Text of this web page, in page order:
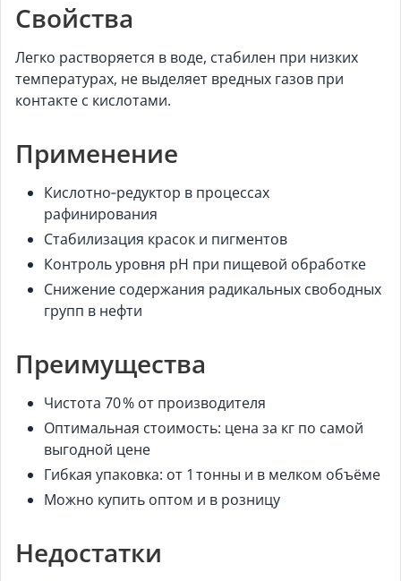
Свойства
Легко растворяется в воде, стабилен при низких
температурах, не выделяет вредных газов при
контакте с кислотами.
Применение
Кислотно‑редуктор в процессах
рафинирования
Стабилизация красок и пигментов
Контроль уровня pH при пищевой обработке
Снижение содержания радикальных свободных
групп в нефти
Преимущества
Чистота 70 % от производителя
Оптимальная стоимость: цена за кг по самой
выгодной цене
Гибкая упаковка: от 1 тонны и в мелком объёме
Можно купить оптом и в розницу
Недостатки